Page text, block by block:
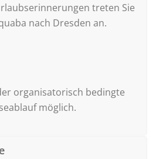
treten Sie
nach Dresden an.
organisatorisch bedingte
möglich.